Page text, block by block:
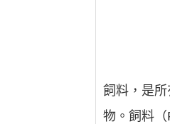
飼料，是
物。飼料